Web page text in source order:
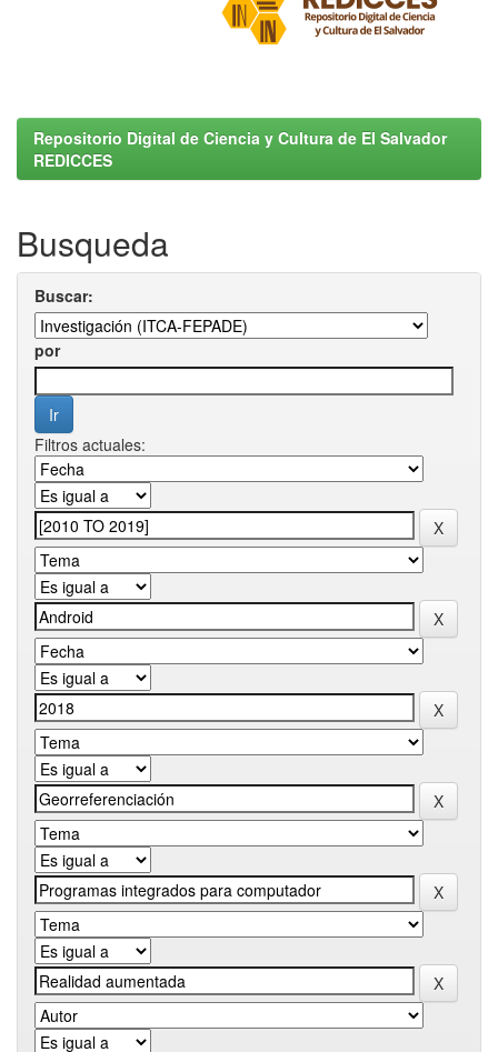
Repositorio Digital de Ciencia y Cultura de El Salvador
REDICCES
Busqueda
Buscar:
por
Filtros actuales: